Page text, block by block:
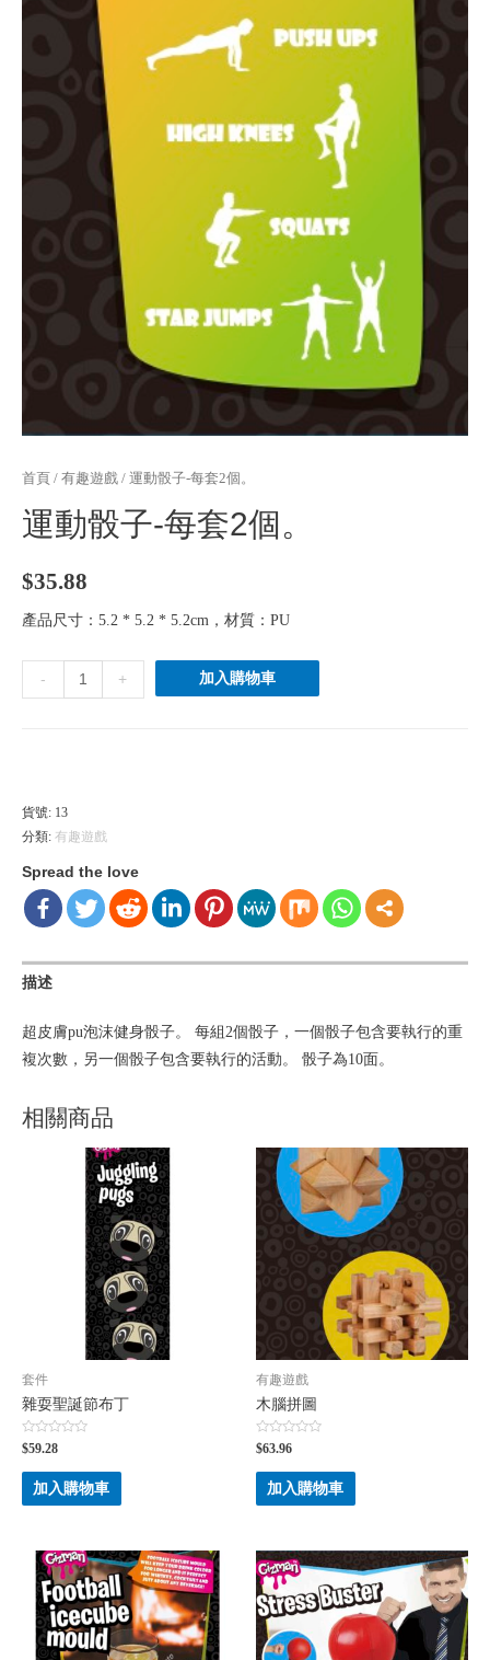
首頁 / 有趣遊戲 / 運動骰子-每套2個。
運動骰子-每套2個。
$35.88
產品尺寸：5.2 * 5.2 * 5.2cm，材質：PU
-
動
套
2
個。
數
量
+ 加入購物車
貨號: 13
分類: 有趣遊戲
Spread the love
描述
超皮膚pu泡沫健身骰子。 每組2個骰子，一個骰子包含要執行的重
複次數，另一個骰子包含要執行的活動。 骰子為10面。
相關商品
套件
雜耍聖誕節布丁
評
分
0
滿
分
5
$59.28
加入購物車
有趣遊戲
木腦拼圖
評
分
0
滿
分
5
$63.96
加入購物車